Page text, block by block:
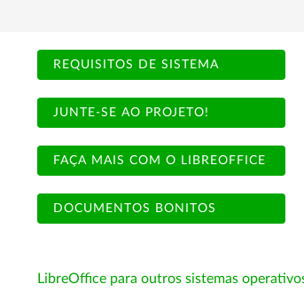
REQUISITOS DE SISTEMA
JUNTE-SE AO PROJETO!
FAÇA MAIS COM O LIBREOFFICE
DOCUMENTOS BONITOS
LibreOffice para outros sistemas